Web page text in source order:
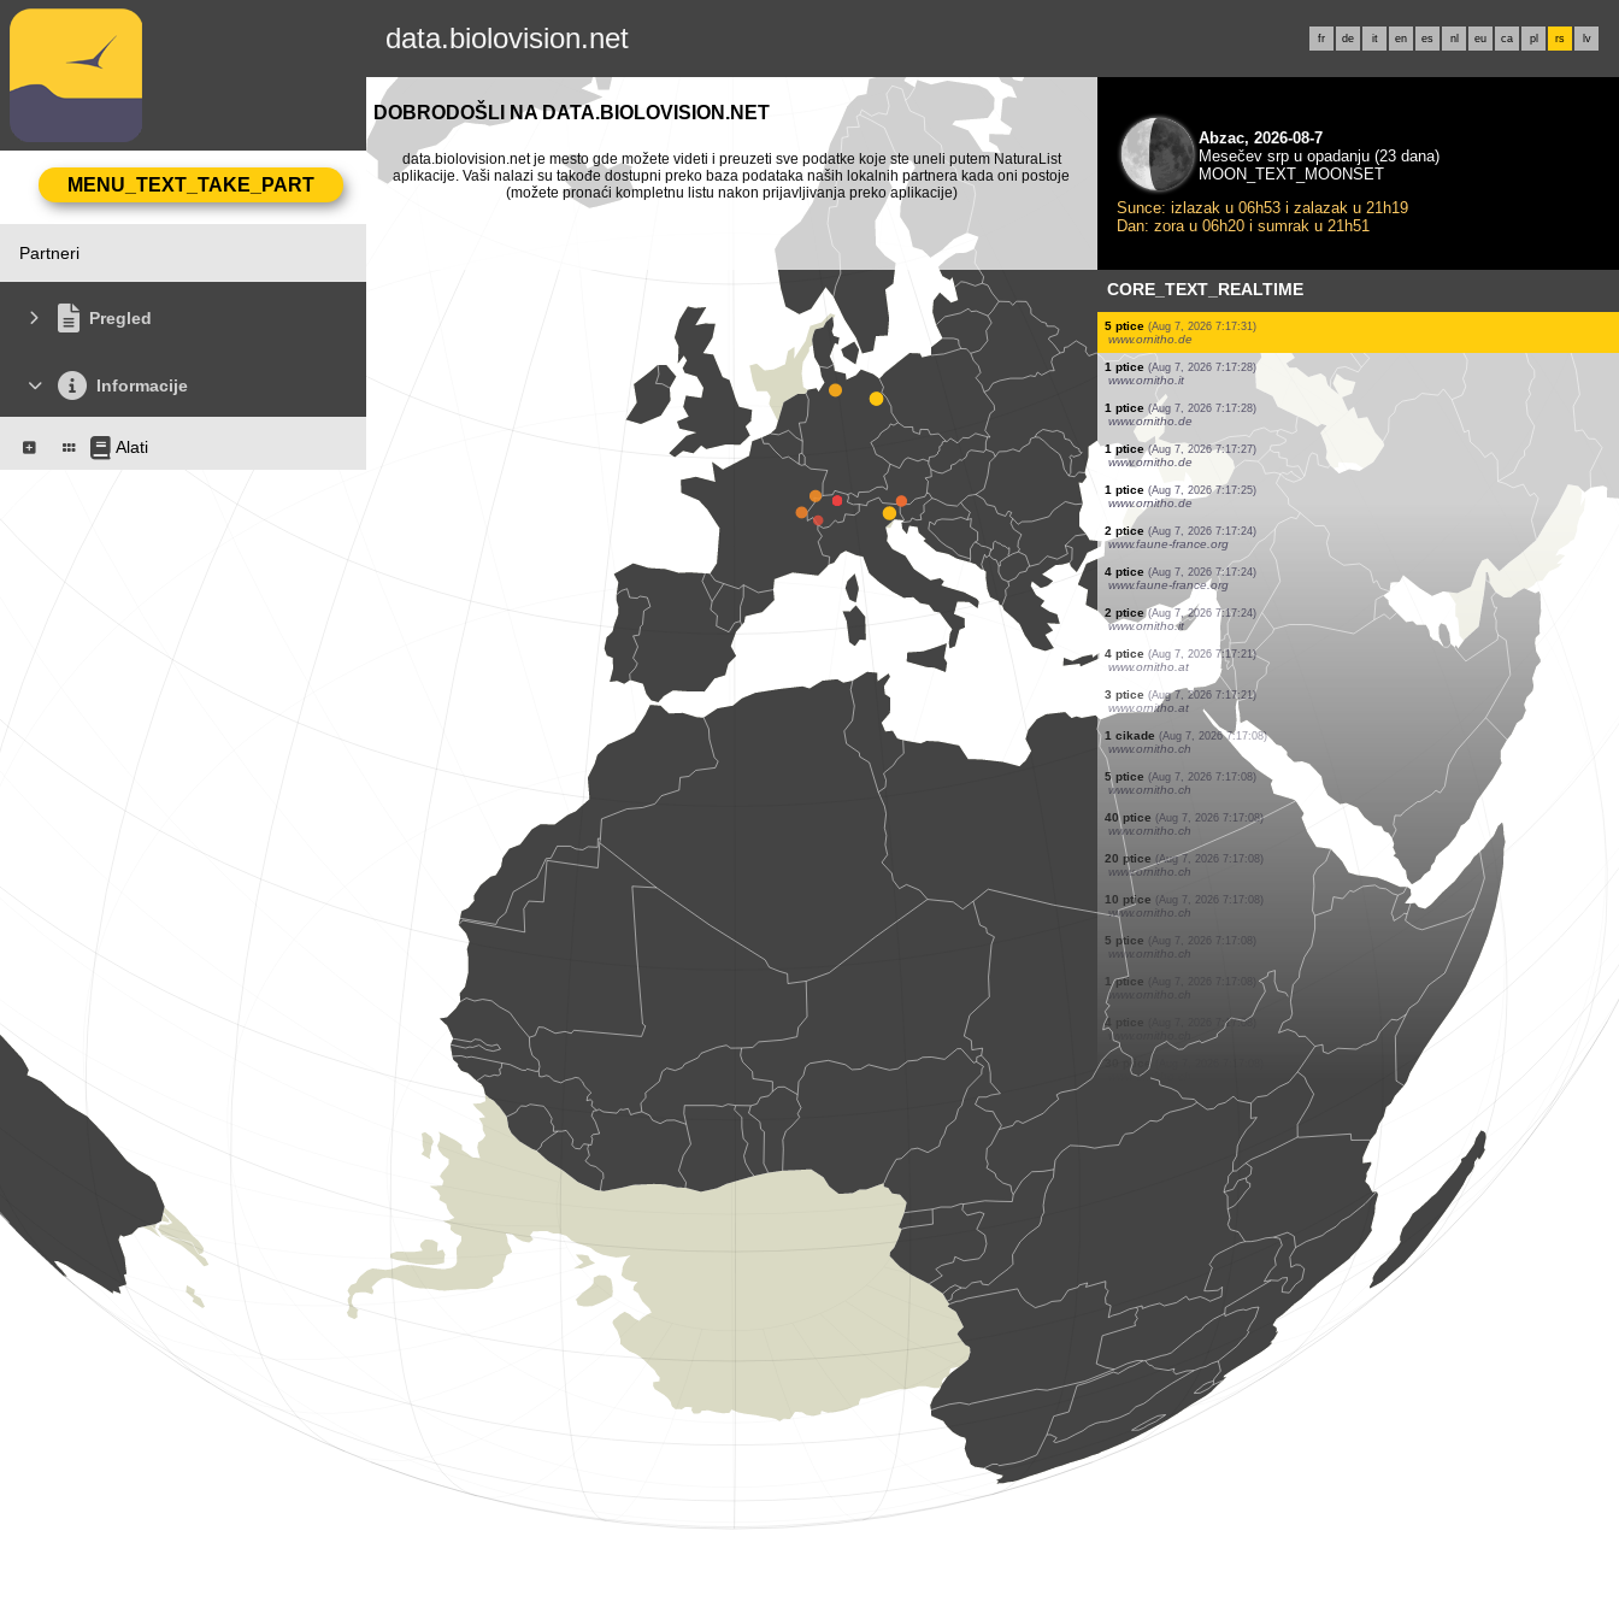
data.biolovision.net fr de it en es nl eu ca pl rs lv
Partneri
Pregled
Informacije
Alati
DOBRODOŠLI NA DATA.BIOLOVISION.NET
data.biolovision.net je mesto gde možete videti i preuzeti sve podatke koje ste uneli putem NaturaList
aplikacije. Vaši nalazi su takođe dostupni preko baza podataka naših lokalnih partnera kada oni postoje
(možete pronaći kompletnu listu nakon prijavljivanja preko aplikacije)
Abzac, 2026-08-7
Mesečev srp u opadanju (23 dana)
MOON_TEXT_MOONSET
Sunce: izlazak u 06h53 i zalazak u 21h19
Dan: zora u 06h20 i sumrak u 21h51
CORE_TEXT_REALTIME
3 ptice (Aug 7, 2026 7:17:55)
www.ornitho.it
150 ptice (Aug 7, 2026 7:17:49)
www.ornitho.at
3 ptice (Aug 7, 2026 7:17:47)
www.ornitho.de
1 ptice (Aug 7, 2026 7:17:42)
www.ornitho.it
4 ptice (Aug 7, 2026 7:17:41)
www.ornitho.it
1 ptice (Aug 7, 2026 7:17:34)
www.ornitho.at
1200 ptice (Aug 7, 2026 7:17:32)
www.ornitho.de
5 ptice (Aug 7, 2026 7:17:31)
www.ornitho.de
1 ptice (Aug 7, 2026 7:17:28)
www.ornitho.it
1 ptice (Aug 7, 2026 7:17:28)
www.ornitho.de
1 ptice (Aug 7, 2026 7:17:27)
www.ornitho.de
1 ptice (Aug 7, 2026 7:17:25)
www.ornitho.de
2 ptice (Aug 7, 2026 7:17:24)
www.faune-france.org
4 ptice (Aug 7, 2026 7:17:24)
www.faune-france.org
2 ptice (Aug 7, 2026 7:17:24)
www.ornitho.it
4 ptice (Aug 7, 2026 7:17:21)
www.ornitho.at
3 ptice
www.ornitho.at
1 cikade (Aug 7, 2026 7:17:08)
www.ornitho.ch
5 ptice (Aug 7, 2026 7:17:08)
www.ornitho.ch
(Aug 7, 2026 7:17:08)
www.ornitho.ch
20 ptice (Aug 7, 2026 7:17:08)
(Aug 7, 2026 7:17:08)
(Aug 7, 2026 7:17:08)
(Aug 7, 2026 7:17:08)
4 ptice (Aug 7, 2026 7:17:08)
www.ornitho.ch
(Aug 7, 2026 7:17:08)
www.ornitho.ch
(Aug 7, 2026 7:17:08)
www.ornitho.ch
1 ptice (Aug 7, 2026 7:17:08)
www.ornitho.ch